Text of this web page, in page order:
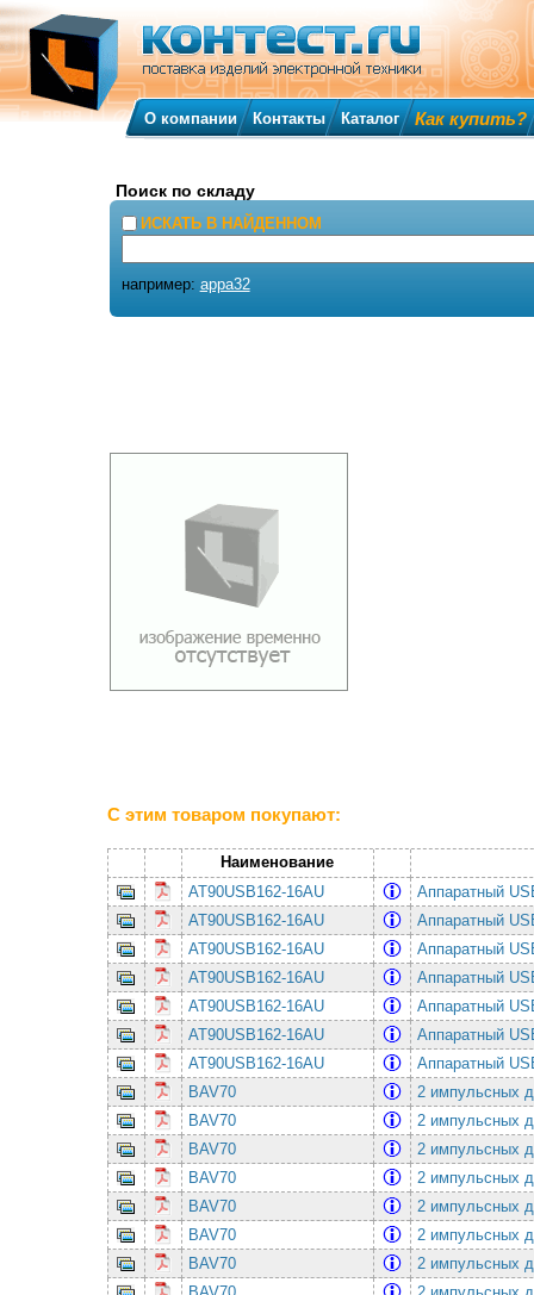
С этим товаром покупают:
Наименование
AT90USB162-16AU
Аппаратный
AT90USB162-16AU
Аппаратный
AT90USB162-16AU
Аппаратный
AT90USB162-16AU
Аппаратный
AT90USB162-16AU
Аппаратный
AT90USB162-16AU
Аппаратный
AT90USB162-16AU
Аппаратный
BAV70
2 импульсных
BAV70
2 импульсных
BAV70
2 импульсных
BAV70
2 импульсных
BAV70
2 импульсных
BAV70
2 импульсных
BAV70
2 импульсных
О компании Контакты Каталог Как купить?
Поиск по складу
ИСКАТЬ В НАЙДЕННОМ
например: appa32